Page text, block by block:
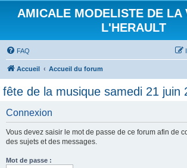
AMICALE MODELISTE DE LA
L'HERAULT
FAQ
Accueil Accueil du forum
fête de la musique samedi 21 juin
Connexion
Vous devez saisir le mot de passe de ce forum afin de
des sujets et des messages.
Mot de passe :